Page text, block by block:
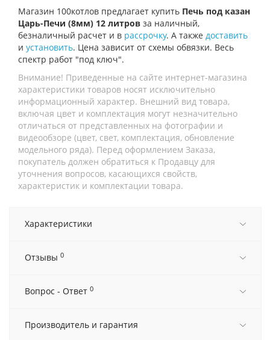
Магазин 100котлов предлагает купить Печь под казан
Царь-Печи (8мм) 12 литров за наличный,
безналичный расчет и в рассрочку. А также доставить
и установить. Цена зависит от схемы обвязки. Весь
спектр работ "под ключ".
Внимание! Приведенные на сайте интернет-магазина
характеристики товаров носят исключительно
информационный характер. Внешний вид товара,
включая цвет и комплектация могут незначительно
отличаться от представленных на фотографии и
видеообзоре (цвет, свет, комплектация, обновление
модельного ряда). Перед оформлением Заказа,
покупатель должен обратиться к Продавцу для
уточнения вопросов, касающихся свойств,
характеристик и комплектации товара.
Характеристики
Отзывы 0
Вопрос - Ответ 0
Производитель и гарантия